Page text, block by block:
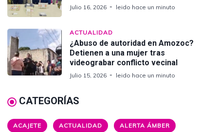
Julio 16, 2026 leido hace un minuto
ACTUALIDAD
¿Abuso de autoridad en Amozoc?
Detienen a una mujer tras
videograbar conflicto vecinal
Julio 15, 2026 leido hace un minuto
CATEGORÍAS
ACAJETE ACTUALIDAD ALERTA ÁMBER